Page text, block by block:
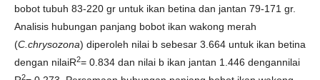
bobot tubuh 83-220 gr untuk ikan betina dan jantan 79-171 gr.
Analisis hubungan panjang bobot ikan wakong merah
(C.chrysozona) diperoleh nilai b sebesar 3.664 untuk ikan betina
dengan nilaiR2= 0.834 dan nilai b ikan jantan 1.446 dengannilai
2